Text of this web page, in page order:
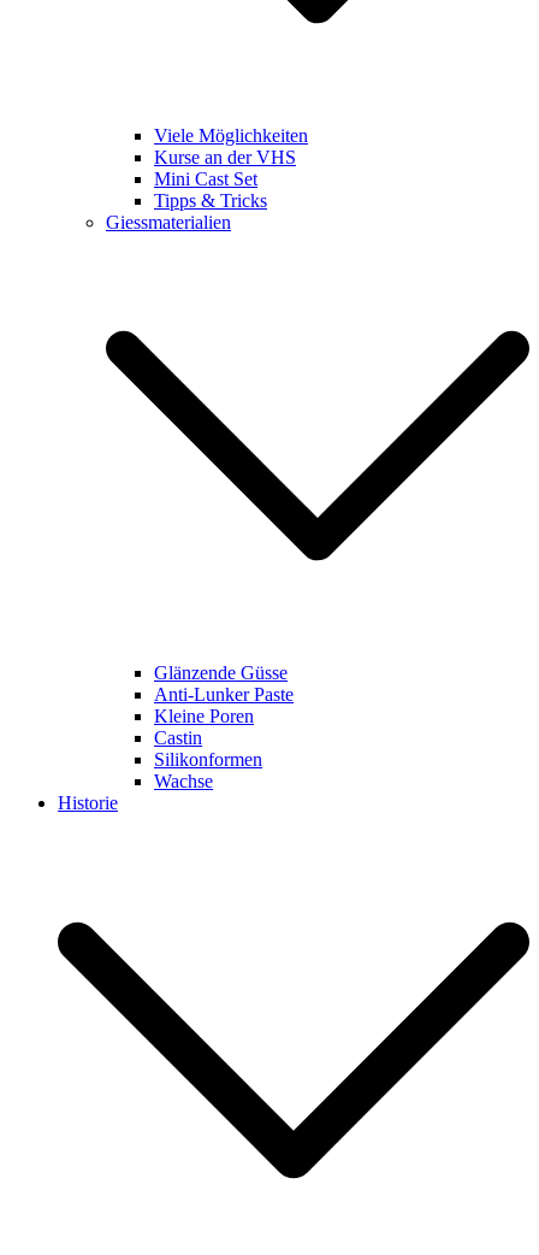
Viele Möglichkeiten
Kurse an der VHS
Mini Cast Set
Tipps & Tricks
Giessmaterialien
Glänzende Güsse
Anti-Lunker Paste
Kleine Poren
Castin
Silikonformen
Wachse
Historie